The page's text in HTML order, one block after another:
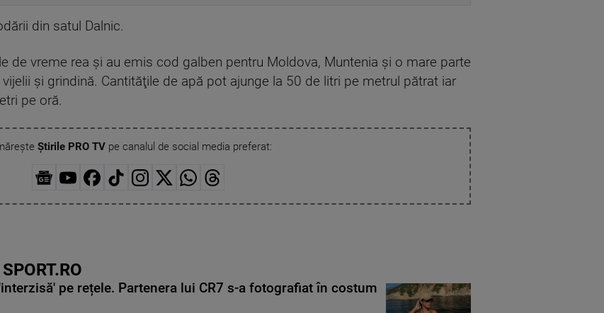
din satul Dalnic.
de vreme rea şi au emis cod galben pentru Moldova, Muntenia și o mare parte
şi grindină. Cantităţile de apă pot ajunge la 50 de litri pe metrul pătrat iar
pe oră.
Știrile PRO TVpe canalul de social media preferat:
pe rețele. Partenera lui CR7 s-a fotografiat în costum